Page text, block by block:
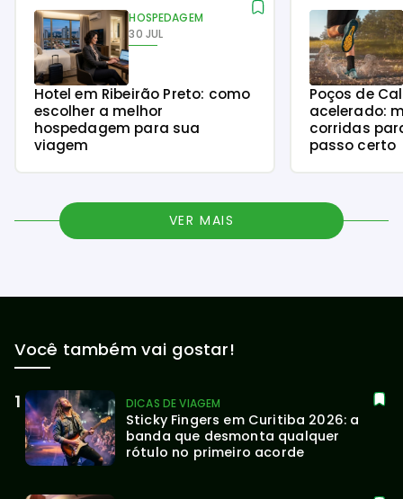
HOSPEDAGEM
30 JUL
Hotel em Ribeirão Preto: como
escolher a melhor
hospedagem para sua
viagem
Poços de
acelerado:
corridas
passo certo
VER MAIS
Você também vai gostar!
DICAS DE VIAGEM
Sticky Fingers em Curitiba 2026: a
banda que desmonta qualquer
rótulo no primeiro acorde